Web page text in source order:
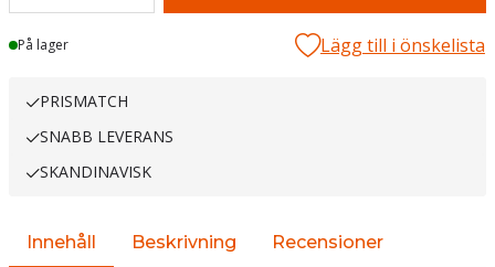
Lager
På lager Lägg till i önskelista
PRISMATCH
SNABB LEVERANS
SKANDINAVISK
Innehåll Beskrivning Recensioner